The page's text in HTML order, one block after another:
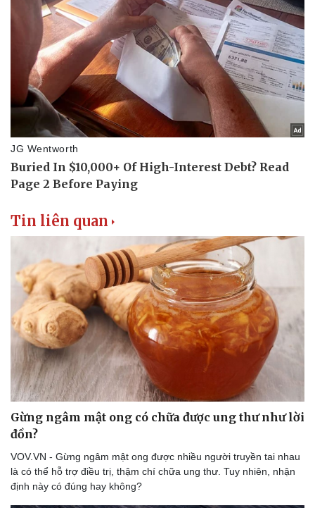
Thể thao
Bóng đá
Lịch thi đấu bóng đá
Thế giới thể thao
eSports
Hậu trường
Ô tô - Xe máy
Xe máy
Tư vấn
Tin liên quan
Gừng ngâm mật ong có chữa được ung thư như lời
đồn?
VOV.VN - Gừng ngâm mật ong được nhiều người truyền tai nhau
là có thể hỗ trợ điều trị, thậm chí chữa ung thư. Tuy nhiên, nhận
định này có đúng hay không?